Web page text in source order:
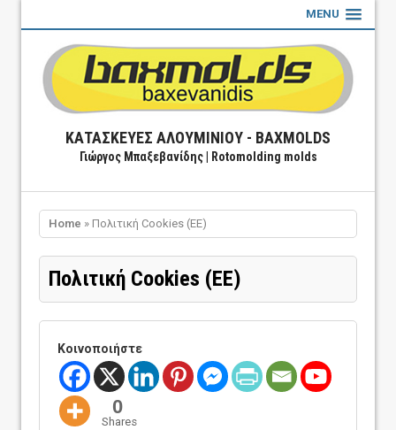
MENU
ΚΑΤΑΣΚΕΥΈΣ ΑΛΟΥΜΙΝΊΟΥ - BAXMOLDS
Γιώργος Μπαξεβανίδης | Rotomolding molds
Home » Πολιτική Cookies (ΕΕ)
Πολιτική Cookies (ΕΕ)
Κοινοποιήστε
0
Shares